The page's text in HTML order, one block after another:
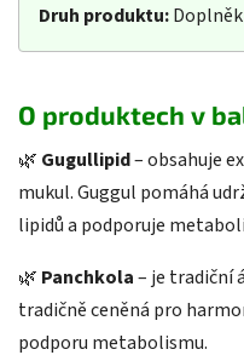
Druh produktu:
O produktech v
🌿 Gugullipid– obsahuje
mukul. Guggul pomáhá
lipidů a podporuje
🌿 Panchkola– je tradiční
tradičně ceněná pro
podporu metabolismu.